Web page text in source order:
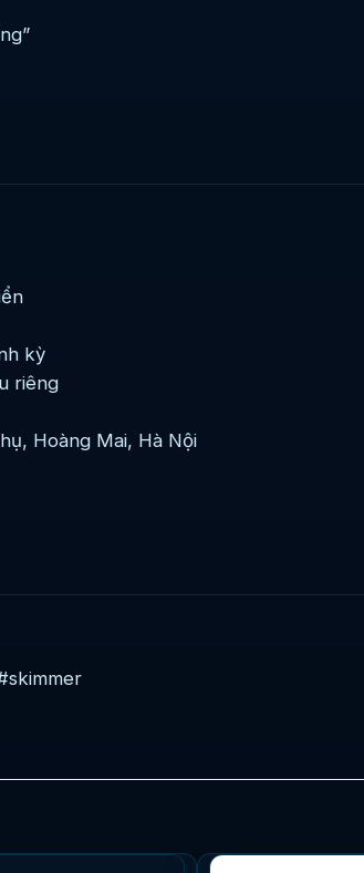
kỳ
riêng
Hoàng Mai, Hà Nội